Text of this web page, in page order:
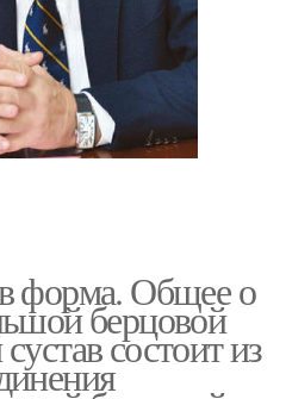
форма. Общее о
берцовой
состоит из